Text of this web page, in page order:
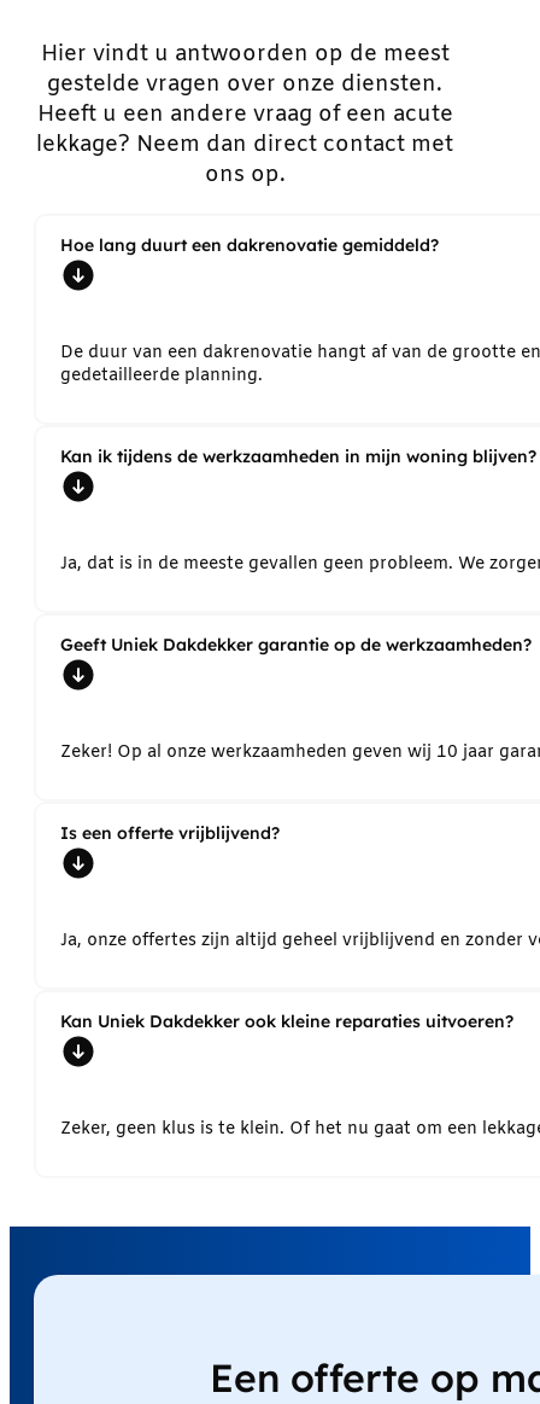
Hier vindt u antwoorden op de meest
gestelde vragen over onze diensten.
Heeft u een andere vraag of een acute
lekkage? Neem dan direct contact met
ons op.
Hoe lang duurt een dakrenovatie gemiddeld?
De duur van een dakrenovatie hangt af van de grootte
gedetailleerde planning.
Kan ik tijdens de werkzaamheden in mijn woning blijven?
Ja, dat is in de meeste gevallen geen probleem. We
Geeft Uniek Dakdekker garantie op de werkzaamheden?
Zeker! Op al onze werkzaamheden geven wij 10 jaar
Is een offerte vrijblijvend?
Ja, onze offertes zijn altijd geheel vrijblijvend en
Kan Uniek Dakdekker ook kleine reparaties uitvoeren?
Zeker, geen klus is te klein. Of het nu gaat om een
Een offerte op